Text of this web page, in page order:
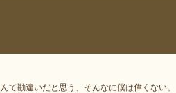
て勘違いだと思う、そんなに僕は偉くない。